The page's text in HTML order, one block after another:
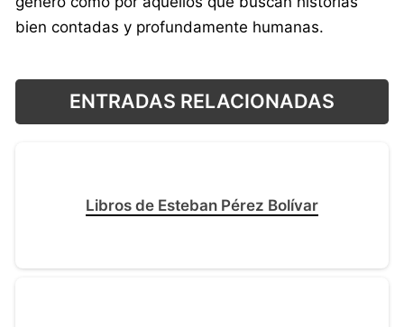
bien contadas y profundamente humanas.
ENTRADAS RELACIONADAS
Libros de Esteban Pérez Bolívar